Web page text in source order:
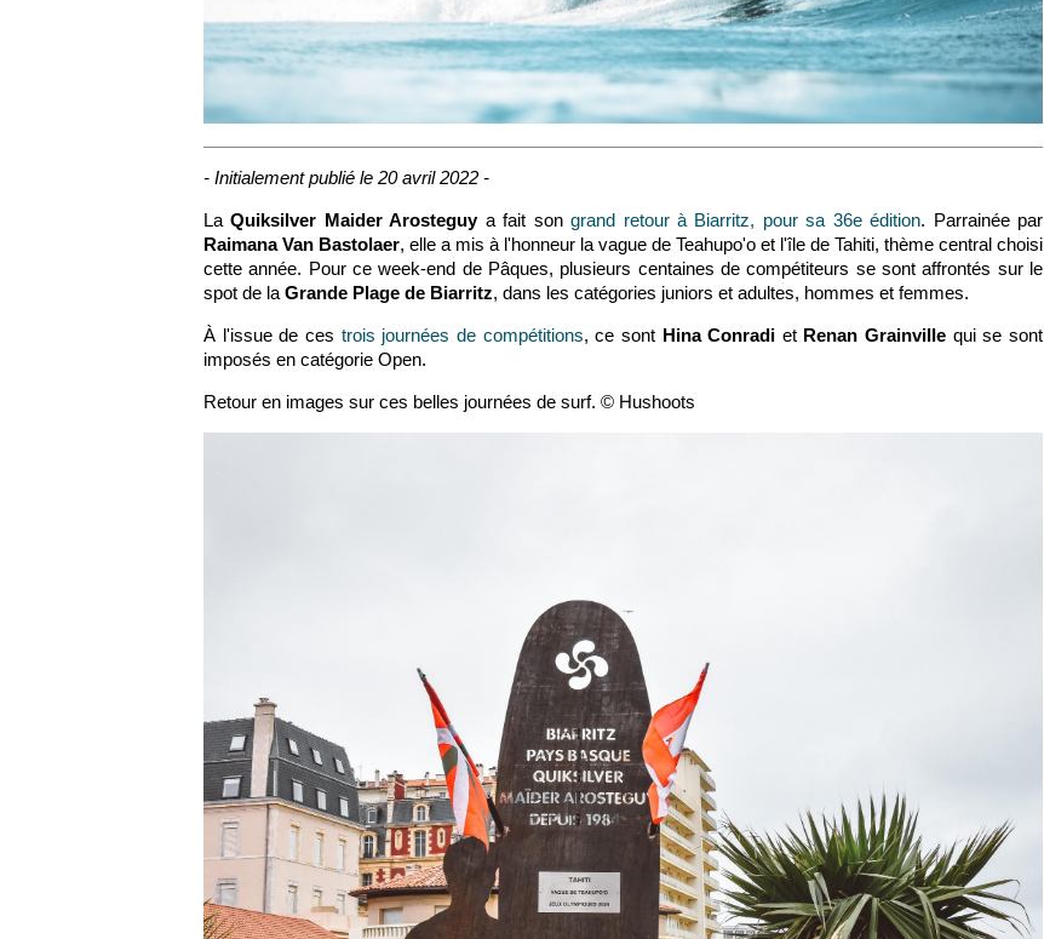
- Initialement publié le 20 avril 2022 -
LaQuiksilver Maider Arosteguya fait songrand retour à Biarritz, pour sa 36e édition. Parrainée par
Raimana Van Bastolaer, elle a mis à l'honneur la vague de Teahupo'o et l'île de Tahiti, thème central choisi
cette année. Pour ce week-end de Pâques, plusieurs centaines de compétiteurs se sont affrontés sur le
spot de la Grande Plage de Biarritz, dans les catégories juniors et adultes, hommes et femmes.
À l'issue de ces trois journées de compétitions, ce sont Hina Conradi et Renan Grainville qui se sont
imposés en catégorie Open.
Retour en images sur ces belles journées de surf. © Hushoots